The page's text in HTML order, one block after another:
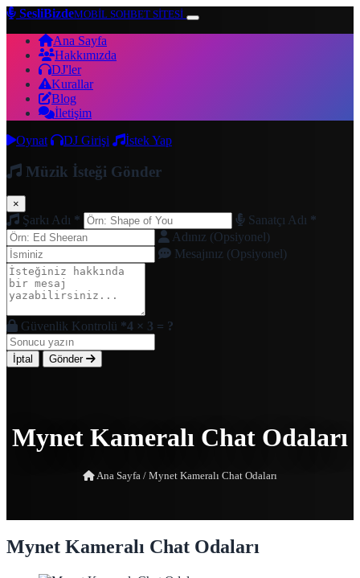
SesliBizdeMOBİL SOHBET SİTESİ
Ana Sayfa
Hakkımızda
DJ'ler
Kurallar
Blog
İletişim
Oynat
DJ Girişi İstek Yap
Müzik İsteği Gönder
×
Şarkı Adı * Sanatçı Adı *
Adınız (Opsiyonel)
Mesajınız (Opsiyonel)
Güvenlik Kontrolü *4 × 3 = ?
İptal Gönder
Mynet Kameralı Chat Odaları
Ana Sayfa / Mynet Kameralı Chat Odaları
Mynet Kameralı Chat Odaları